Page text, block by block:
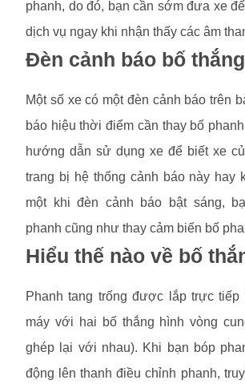
phanh, do đó, bạn cần sớm đưa xe
dịch vụ ngay khi nhận thấy các âm
Đèn cảnh báo bố
Một số xe có một đèn cảnh báo trên
báo hiệu thời điểm cần thay bố
hướng dẫn sử dụng xe để biết xe
trang bị hệ thống cảnh báo này hay
một khi đèn cảnh báo bật sáng,
phanh cũng như thay cảm biến bố
Hiểu thế nào về bố
Phanh tang trống được lắp trực tiếp
máy với hai bố thắng hình vòng
ghép lại với nhau). Khi bạn bóp
động lên thanh điều chỉnh phanh,